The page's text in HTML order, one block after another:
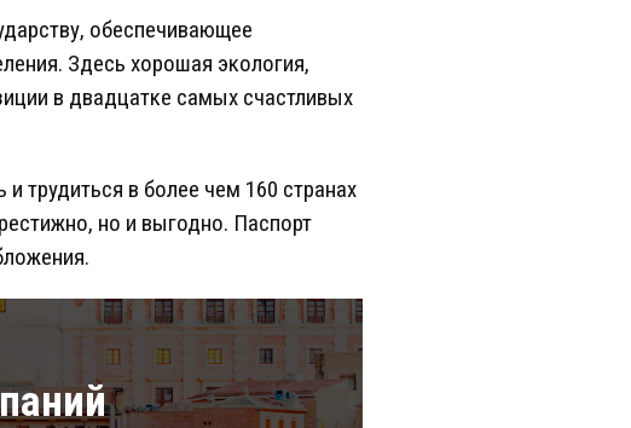
обеспечивающее
Здесь хорошая экология,
в двадцатке самых счастливых
трудиться в более чем 160 странах
но и выгодно. Паспорт